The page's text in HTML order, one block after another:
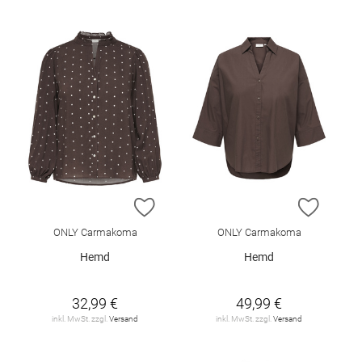
ZUR WUNSCHLISTE HINZUFÜGEN
ONLY Carmakoma
Hemd
32,99 €
inkl. MwSt. zzgl. Versand
ZUR
ONLY Carmakoma
Hemd
49,99 €
inkl. MwSt. zzgl. Versand